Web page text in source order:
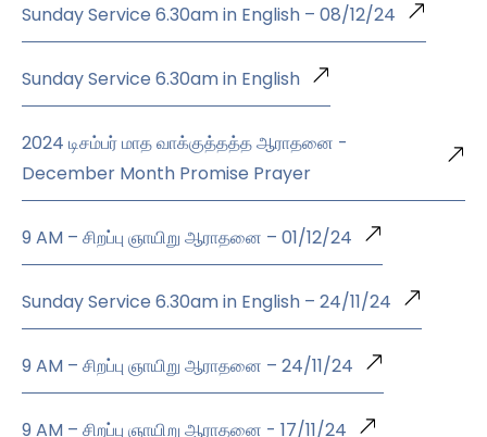
Sunday Service 6.30am in English – 08/12/24
Sunday Service 6.30am in English
2024 டிசம்பர் மாத வாக்குத்தத்த ஆராதனை -
December Month Promise Prayer
9 AM – சிறப்பு ஞாயிறு ஆராதனை – 01/12/24
Sunday Service 6.30am in English – 24/11/24
9 AM – சிறப்பு ஞாயிறு ஆராதனை – 24/11/24
9 AM – சிறப்பு ஞாயிறு ஆராதனை - 17/11/24